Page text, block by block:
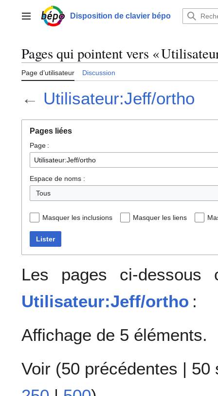
contenuMenu principalDisposition de clavier bépo
Pages qui pointent vers «
Page d’utilisateur Discussion
← Utilisateur:Jeff/ortho
Pages liées
Page :
Espace de noms :
Tous
Masquer les inclusions Masquer les liens
Lister
Les pages ci-dessous
Utilisateur:Jeff/ortho :
Affichage de 5 éléments.
Voir (50 précédentes | 50